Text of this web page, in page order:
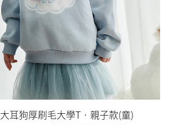
大耳狗厚刷毛大學T‧親子款(童)